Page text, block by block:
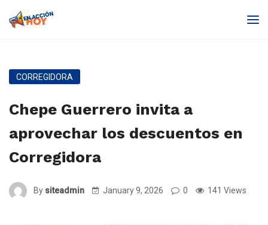
CORREGIDORA
Chepe Guerrero invita a
aprovechar los descuentos en
Corregidora
By siteadmin January 9, 2026 0 141 Views